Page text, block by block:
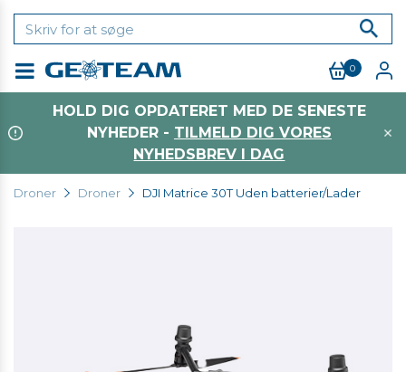
0
HOLD DIG OPDATERET MED DE SENESTE
NYHEDER - TILMELD DIG VORES
NYHEDSBREV I DAG
Droner Droner DJI Matrice 30T Uden batterier/Lader